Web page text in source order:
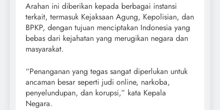
Arahan ini diberikan kepada berbagai instansi
terkait, termasuk Kejaksaan Agung, Kepolisian, dan
BPKP, dengan tujuan menciptakan Indonesia yang
bebas dari kejahatan yang merugikan negara dan
masyarakat.
“Penanganan yang tegas sangat diperlukan untuk
ancaman besar seperti judi online, narkoba,
penyelundupan, dan korupsi,” kata Kepala
Negara.